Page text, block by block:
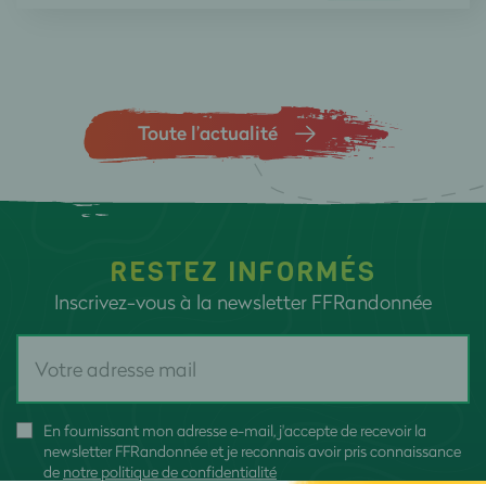
Toute l’actualité
RESTEZ INFORMÉS
Inscrivez-vous à la newsletter FFRandonnée
En fournissant mon adresse e-mail, j'accepte de recevoir la
newsletter FFRandonnée et je reconnais avoir pris connaissance
de notre politique de confidentialité